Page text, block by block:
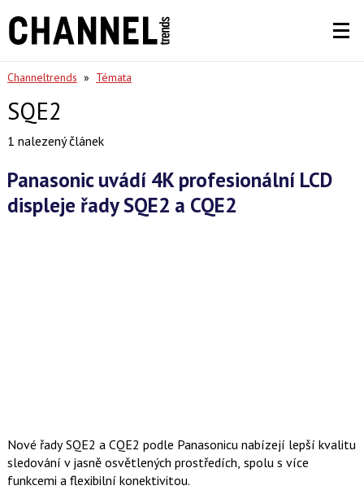
Channeltrends » Témata
SQE2
1 nalezený článek
Panasonic uvádí 4K profesionální LCD
displeje řady SQE2 a CQE2
Nové řady SQE2 a CQE2 podle Panasonicu nabízejí lepší kvalitu
sledování v jasně osvětlených prostředích, spolu s více
funkcemi a flexibilní konektivitou.